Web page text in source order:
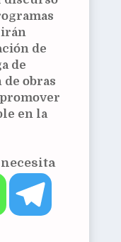
de
de
de obras
en la